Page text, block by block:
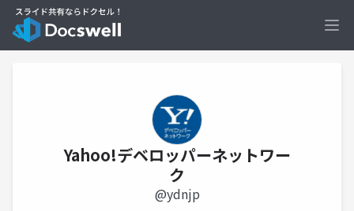
Yahoo!デベロッパーネットワー
ク
@ydnjp